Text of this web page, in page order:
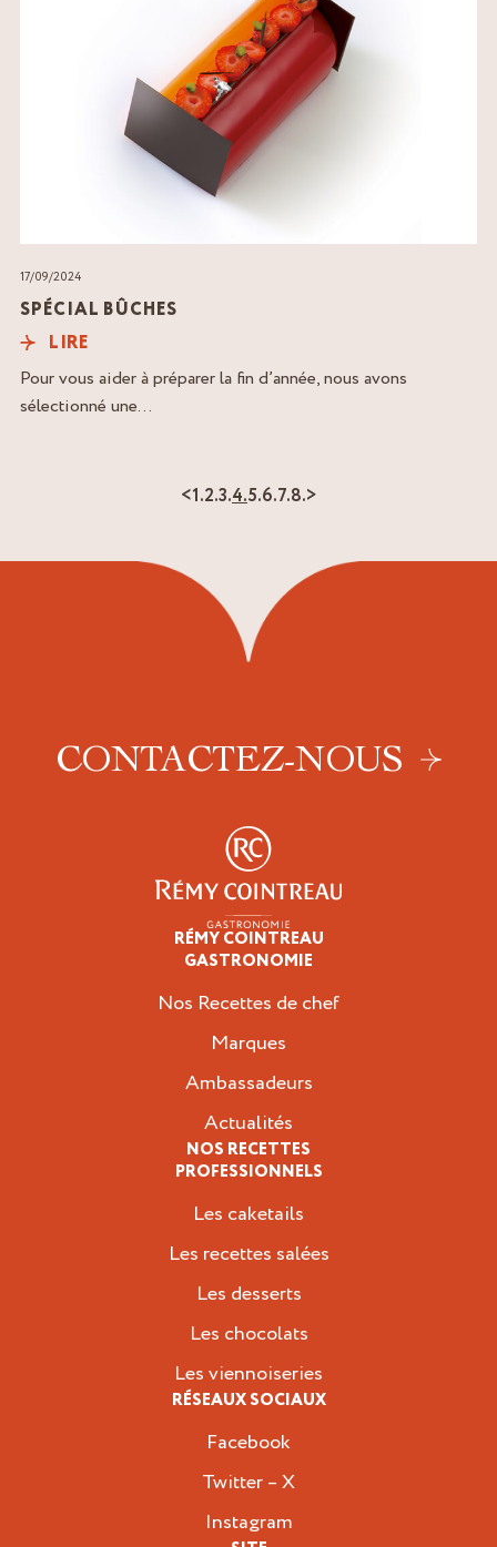
17/09/2024
SPÉCIAL BÛCHES
Pour vous aider à préparer la fin d’année, nous avons
sélectionné une...
LIRE
<1.2.3.4.5.6.7.8.>
CONTACTEZ-NOUS
RÉMY COINTREAU
GASTRONOMIE
Nos Recettes de chef
Marques
Ambassadeurs
Actualités
NOS RECETTES
PROFESSIONNELS
Les caketails
Les recettes salées
Les desserts
Les chocolats
Les viennoiseries
RÉSEAUX SOCIAUX
Facebook
Twitter – X
Instagram